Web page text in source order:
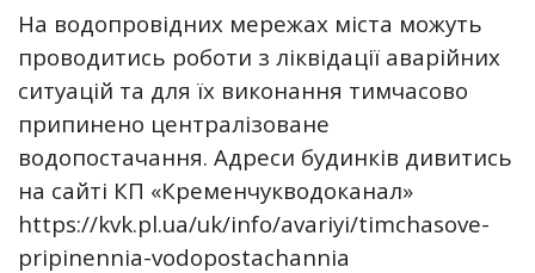
На водопровідних мережах міста можуть
проводитись роботи з ліквідації аварійних
ситуацій та для їх виконання тимчасово
припинено централізоване
водопостачання. Адреси будинків дивитись
на сайті КП «Кременчукводоканал»
https://kvk.pl.ua/uk/info/avariyi/timchasove-
pripinennia-vodopostachannia